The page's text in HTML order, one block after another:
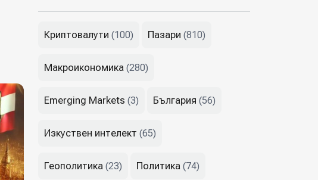
Криптовалути (100) Пазари (810)
Макроикономика (280)
Emerging Markets (3) България (56)
Изкуствен интелект (65)
Геополитика (23) Политика (74)